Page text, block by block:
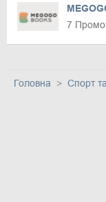
7
Головна Спорт